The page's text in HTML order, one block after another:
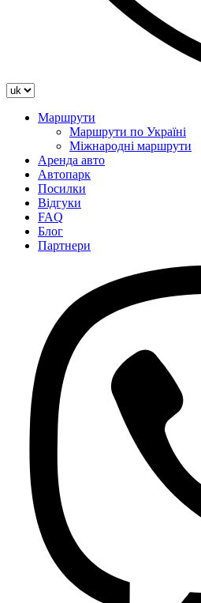
Маршрути
Маршрути по Україні
Міжнародні маршрути
Аренда авто
Автопарк
Посилки
Відгуки
FAQ
Блог
Партнери